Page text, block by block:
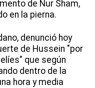
de Nur Sham,
en la pierna.
denunció hoy
de Hussein "por
que según
dentro de la
hora y media